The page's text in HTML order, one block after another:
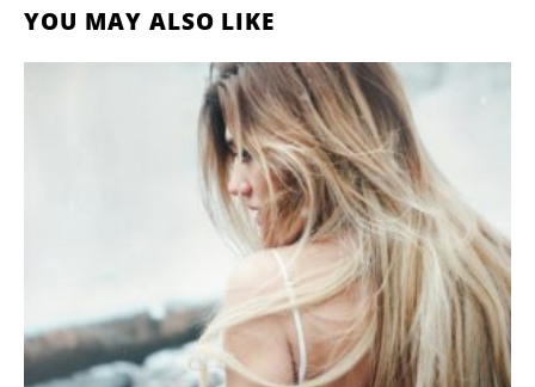
YOU MAY ALSO LIKE